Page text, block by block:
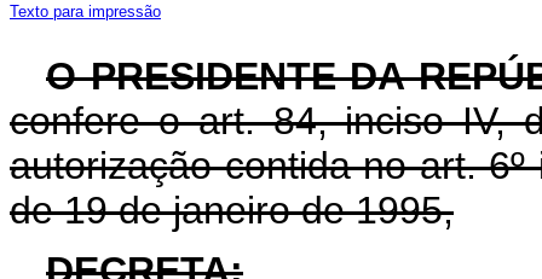
Texto para impressão
O PRESIDENTE DA
confere o art. 84, inciso IV,
autorização contida no art.
de 19 de janeiro de 1995,